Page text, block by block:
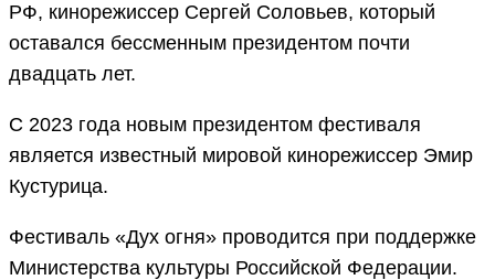
РФ, кинорежиссер Сергей Соловьев, который
оставался бессменным президентом почти
двадцать лет.
С 2023 года новым президентом фестиваля
является известный мировой кинорежиссер Эмир
Кустурица.
Фестиваль «Дух огня» проводится при поддержке
Министерства культуры Российской Федерации.